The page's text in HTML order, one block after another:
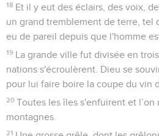
18 Et il y eut des éclairs, des voix,
un grand tremblement de terre, tel
eu de pareil depuis que l'homme
19 La grande ville fut divisée en
nations s'écroulèrent. Dieu se
pour lui faire boire la coupe du vin
20 Toutes les îles s'enfuirent et l’on
montagnes.
21